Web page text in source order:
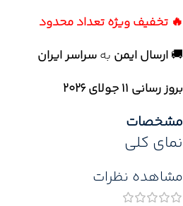
🔥 تخفیف ویژه تعداد محدود
🚚ارسال ایمن بهسراسر ایران
بروز رسانی 11 جولای ۲۰۲۶
مشخصات
نمای کلی
مشاهده نظرات